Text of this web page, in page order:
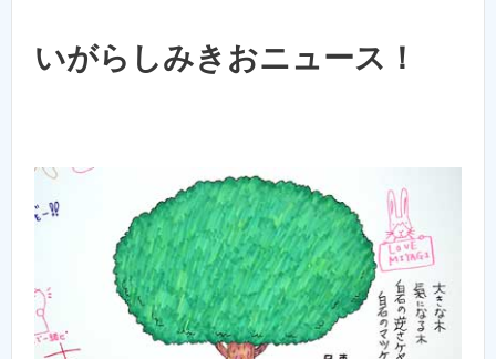
いがらしみきおニュース！